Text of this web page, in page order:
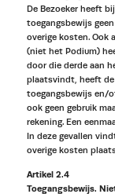
De Bezoeker heeft
toegangsbewijs
overige kosten. Ook
(niet het Podium)
door die derde aan
plaatsvindt, heeft
toegangsbewijs en/
ook geen gebruik
rekening. Een
In deze gevallen
overige kosten
Artikel 2.4
Toegangsbewijs.